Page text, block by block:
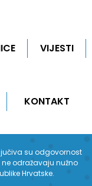
VIJESTI
KONTAKT
su odgovornost
ne odražavaju nužno
Hrvatske.